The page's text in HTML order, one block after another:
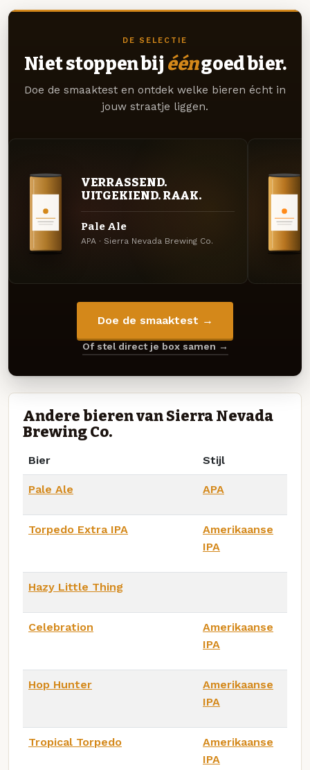
DE SELECTIE
Niet stoppen bij ééngoed bier.
Doe de smaaktest en ontdek welke bieren écht in
jouw straatje liggen.
VERRASSEND.
UITGEKIEND. RAAK.
Pale Ale
APA · Sierra Nevada Brewing Co.
Doe de smaaktest →
Of stel direct je box samen →
Andere bieren van Sierra Nevada
Brewing Co.
Bier Stijl
Pale Ale APA
Torpedo Extra IPA
Amerikaanse
IPA
Hazy Little Thing
Celebration
Amerikaanse
IPA
Hop Hunter
Amerikaanse
IPA
Tropical Torpedo
Amerikaanse
IPA